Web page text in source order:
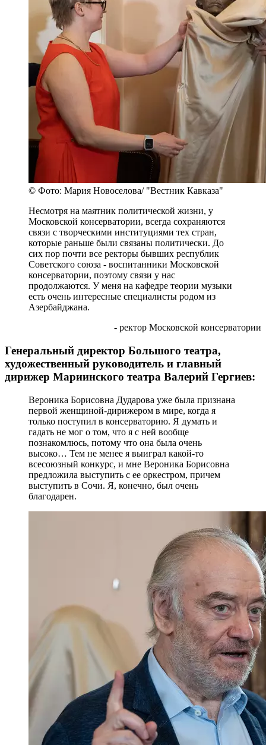
© Фото: Мария Новоселова/ "Вестник Кавказа"
Несмотря на маятник политической жизни, у
Московской консерватории, всегда сохраняются
связи с творческими институциями тех стран,
которые раньше были связаны политически. До
сих пор почти все ректоры бывших республик
Советского союза - воспитанники Московской
консерватории, поэтому связи у нас
продолжаются. У меня на кафедре теории музыки
есть очень интересные специалисты родом из
Азербайджана.
- ректор Московской консерватории
Генеральный директор Большого театра,
художественный руководитель и главный
дирижер Мариинского театра Валерий Гергиев:
Вероника Борисовна Дударова уже была признана
первой женщиной-дирижером в мире, когда я
только поступил в консерваторию. Я думать и
гадать не мог о том, что я с ней вообще
познакомлюсь, потому что она была очень
высоко… Тем не менее я выиграл какой-то
всесоюзный конкурс, и мне Вероника Борисовна
предложила выступить с ее оркестром, причем
выступить в Сочи. Я, конечно, был очень
благодарен.